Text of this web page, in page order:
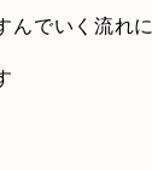
んでいく流れに